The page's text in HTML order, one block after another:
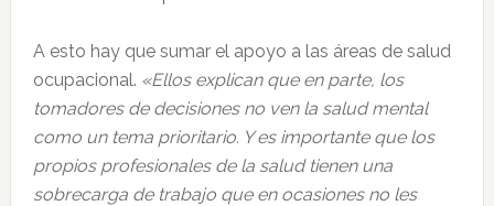
A esto hay que sumar el apoyo a las áreas de salud
ocupacional. «Ellos explican que en parte, los
tomadores de decisiones no ven la salud mental
como un tema prioritario. Y es importante que los
propios profesionales de la salud tienen una
sobrecarga de trabajo que en ocasiones no les